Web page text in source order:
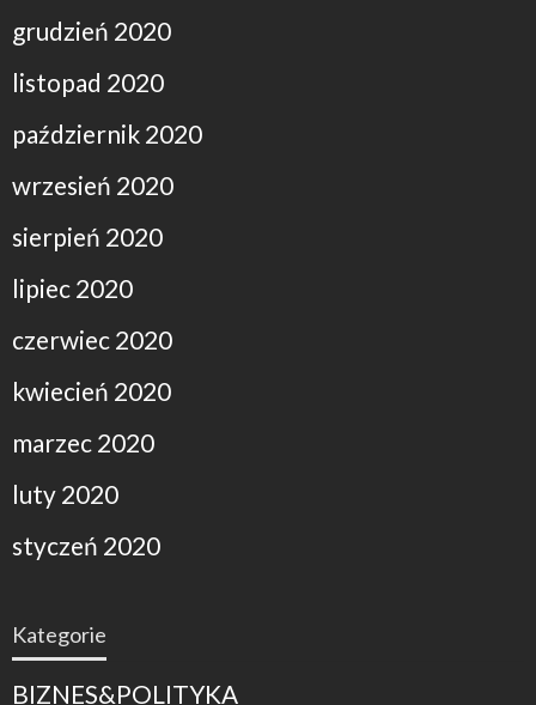
grudzień 2020
listopad 2020
październik 2020
wrzesień 2020
sierpień 2020
lipiec 2020
czerwiec 2020
kwiecień 2020
marzec 2020
luty 2020
styczeń 2020
Kategorie
BIZNES&POLITYKA